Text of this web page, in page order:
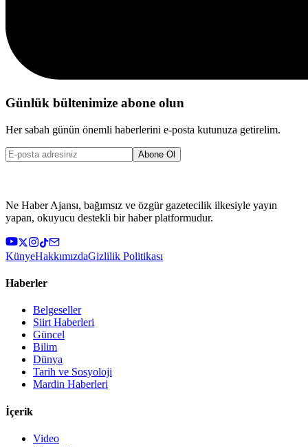
Günlük bültenimize abone olun
Her sabah günün önemli haberlerini e-posta kutunuza getirelim.
Abone Ol
Ne Haber Ajansı, bağımsız ve özgür gazetecilik ilkesiyle yayın
yapan, okuyucu destekli bir haber platformudur.
KünyeHakkımızdaGizlilik Politikası
Haberler
Belgeseller
Siirt Haberleri
Güncel
Bilim
Dünya
Tarih ve Sosyoloji
Mardin Haberleri
İçerik
Video